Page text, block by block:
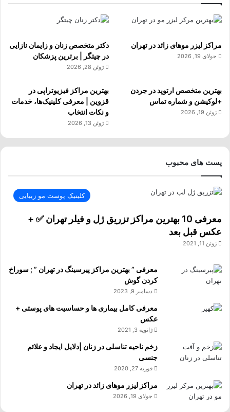
مراکز لیزر موهای زائد در تهران
جولای 19, 2026
دکتر متخصص زنان و زایمان نازایی
در چیتگر | برترین پزشکان
ژوئن 28, 2026
بهترین متخصص ارتوپد در جردن
+لوکیشن و شماره تماس
ژوئن 19, 2026
بهترین مراکز فیزیوتراپی در
قزوین | معرفی کلینیک‌ها، خدمات
و نکات انتخاب
ژوئن 13, 2026
پست های محبوب
کلینیک پوست مو زیبایی
معرفی 10 بهترین مراکز تزریق ژل و فیلر تهران ✅ +
عکس قبل بعد
ژوئن 11, 2021
معرفی ” بهترین مراکز پیرسینگ در تهران ” ; سوراخ
کردن گوش
دسامبر 9, 2023
معرفی کامل بیماری ها و حساسیت های پوستی +
عکس
ژانویه 3, 2021
زخم ناحیه تناسلی در زنان |دلایل ایجاد و علائم
جنسی
فوریه 27, 2020
مراکز لیزر موهای زائد در تهران
جولای 19, 2026